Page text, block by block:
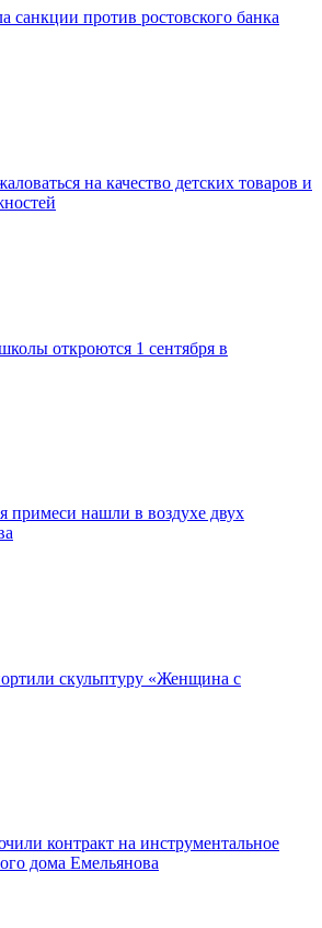
санкции против ростовского банка
на качество детских товаров и
откроются 1 сентября в
примеси нашли в воздухе двух
скульптуру «Женщина с
контракт на инструментальное
дома Емельянова